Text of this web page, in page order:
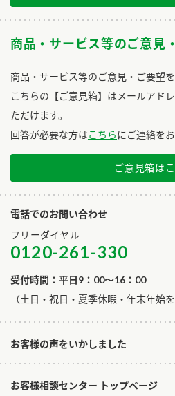
商品・サービス等のご意見
商品・サービス等のご意見・ご要望
こちらの【ご意見箱】はメールアド
ただけます。
回答が必要な方はこちらにご連絡を
ご意見箱は
電話でのお問い合わせ
フリーダイヤル
0120-261-330
受付時間：平日9：00～16：00
（土日・祝日・夏季休暇・年末年始を
お客様の声をいかしました
お客様相談センター トップページ